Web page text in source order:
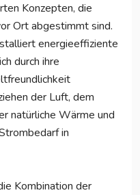
Konzepten, die
Ort abgestimmt sind.
energieeffiziente
durch ihre
der Luft, dem
natürliche Wärme und
in
Kombination der